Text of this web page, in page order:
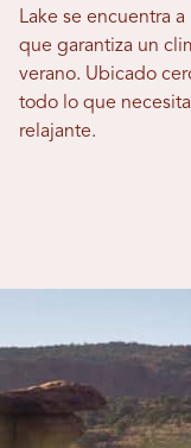
Lake se encuentra
que garantiza un
verano. Ubicado
todo lo que
relajante.